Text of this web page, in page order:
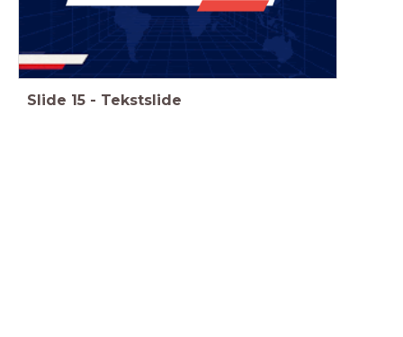
Slide 15 - Tekstslide